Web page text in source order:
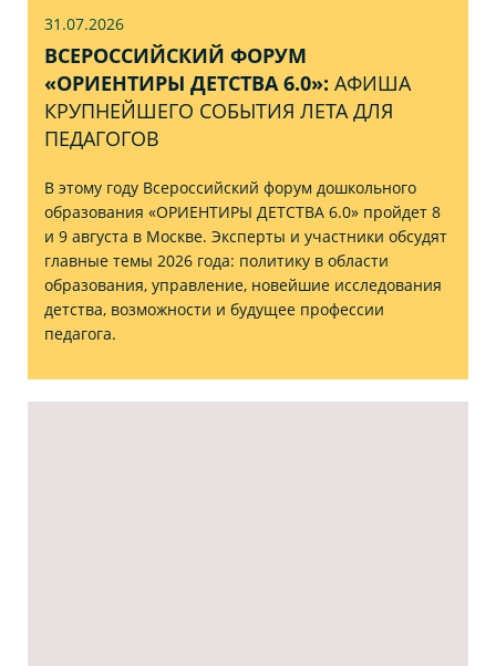
31.07.2026
ВСЕРОССИЙСКИЙ ФОРУМ
«ОРИЕНТИРЫ ДЕТСТВА 6.0»: АФИША
КРУПНЕЙШЕГО СОБЫТИЯ ЛЕТА ДЛЯ
ПЕДАГОГОВ
В этому году Всероссийский форум дошкольного
образования «ОРИЕНТИРЫ ДЕТСТВА 6.0» пройдет 8
и 9 августа в Москве. Эксперты и участники обсудят
главные темы 2026 года: политику в области
образования, управление, новейшие исследования
детства, возможности и будущее профессии
педагога.